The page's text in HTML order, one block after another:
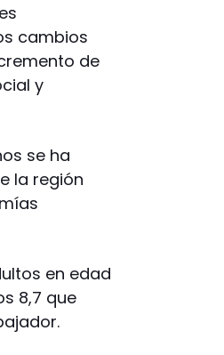
cambios
de
y
se ha
la región
en edad
8,7 que